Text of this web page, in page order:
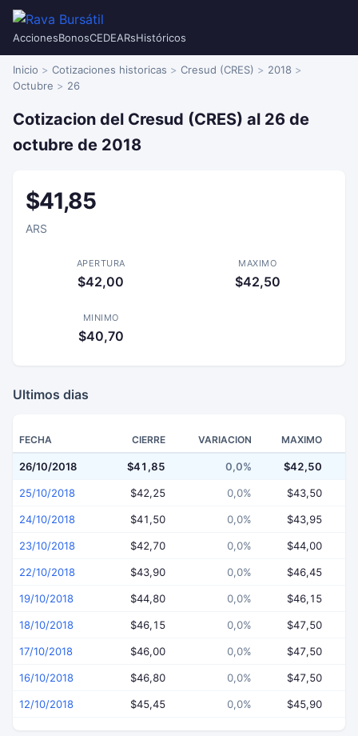
AccionesBonosCEDEARsHistóricos
Inicio Cotizaciones historicas Cresud (CRES)
2018
Octubre
26
Cotizacion del Cresud (CRES) al 26 de
octubre de 2018
$41,85
ARS
APERTURA
$42,00
MAXIMO
$42,50
MINIMO
$40,70
Ultimos dias
FECHA CIERRE VARIACION MAXIMO
26/10/2018 $41,85 0,0% $42,50
25/10/2018 $42,25 0,0% $43,50
24/10/2018 $41,50 0,0% $43,95
23/10/2018 $42,70 0,0% $44,00
22/10/2018 $43,90 0,0% $46,45
19/10/2018 $44,80 0,0% $46,15
18/10/2018 $46,15 0,0% $47,50
17/10/2018 $46,00 0,0% $47,50
16/10/2018 $46,80 0,0% $47,50
12/10/2018 $45,45 0,0% $45,90